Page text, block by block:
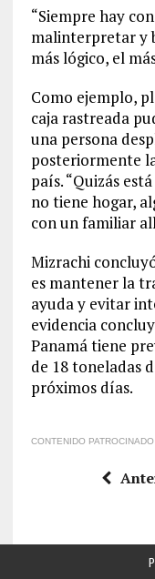
“Siempre hay
malinterpretar y
más lógico, el
Como ejemplo,
caja rastreada
una persona
posteriormente
país. “Quizás
no tiene hogar,
con un familiar
Mizrachi
es mantener la
ayuda y evitar
evidencia
Panamá tiene
de 18 toneladas
próximos días.
CONTENIDO